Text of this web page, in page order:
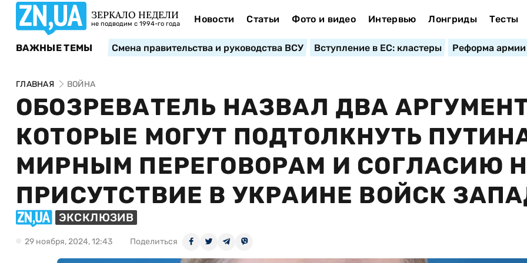
ЗЕРКАЛО НЕДЕЛИ
не подводим с 1994-го года Новости Статьи Фото и видео Интервью Лонгриды Тесты
ВАЖНЫЕ ТЕМЫ Смена правительства и руководства ВСУ Вступление в ЕС: кластеры Реформа армии
ГЛАВНАЯ ВОЙНА
ОБОЗРЕВАТЕЛЬ НАЗВАЛ ДВА
КОТОРЫЕ МОГУТ ПОДТОЛКНУТЬ
МИРНЫМ ПЕРЕГОВОРАМ И СОГЛАСИЮ
ПРИСУТСТВИЕ В УКРАИНЕ ВОЙСК
ЭКСКЛЮЗИВ
29 ноября, 2024, 12:43 Поделиться